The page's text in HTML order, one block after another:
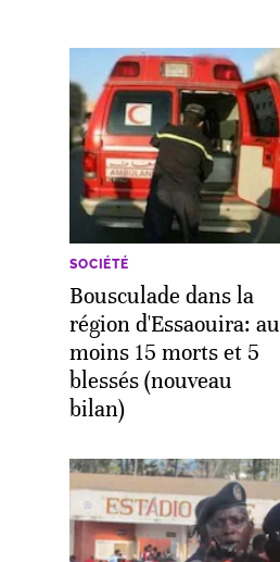
SOCIÉTÉ
Bousculade dans la
région d'Essaouira: au
moins 15 morts et 5
blessés (nouveau
bilan)